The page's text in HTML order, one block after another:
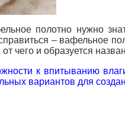
полотно нужно
– вафельное
чего и образуется
к впитыванию
вариантов для